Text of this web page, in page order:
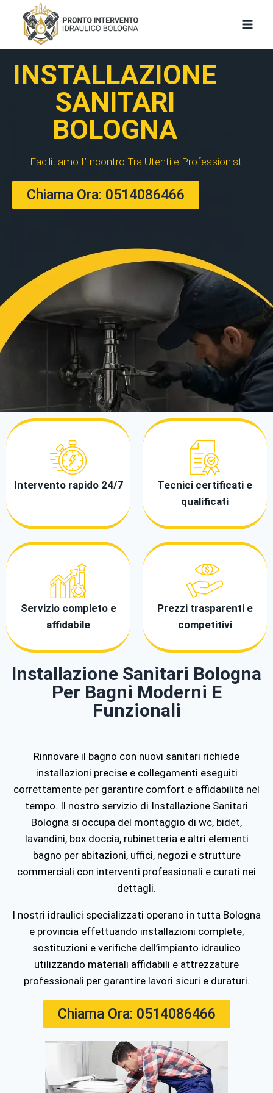
INSTALLAZIONE
SANITARI
BOLOGNA
Facilitiamo L’Incontro Tra Utenti e Professionisti
Chiama Ora: 0514086466
Intervento rapido 24/7
Tecnici certificati e
qualificati
Servizio completo e
affidabile
Prezzi trasparenti e
competitivi
Installazione Sanitari Bologna
Per Bagni Moderni E
Funzionali
Rinnovare il bagno con nuovi sanitari richiede
installazioni precise e collegamenti eseguiti
correttamente per garantire comfort e affidabilità nel
tempo. Il nostro servizio di Installazione Sanitari
Bologna si occupa del montaggio di wc, bidet,
lavandini, box doccia, rubinetteria e altri elementi
bagno per abitazioni, uffici, negozi e strutture
commerciali con interventi professionali e curati nei
dettagli.
I nostri idraulici specializzati operano in tutta Bologna
e provincia effettuando installazioni complete,
sostituzioni e verifiche dell’impianto idraulico
utilizzando materiali affidabili e attrezzature
professionali per garantire lavori sicuri e duraturi.
Chiama Ora: 0514086466